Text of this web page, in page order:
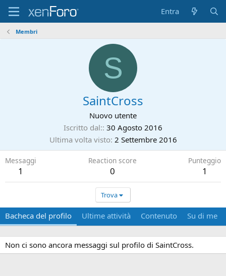
Entra
Membri
S
SaintCross
Nuovo utente
Iscritto dal: 30 Agosto 2016
Ultima volta visto 2 Settembre 2016
Messaggi
1
Reaction score
0
Punteggio
1
Trova
Bacheca del profilo Ultime attività Contenuto Su di me
Non ci sono ancora messaggi sul profilo di SaintCross.